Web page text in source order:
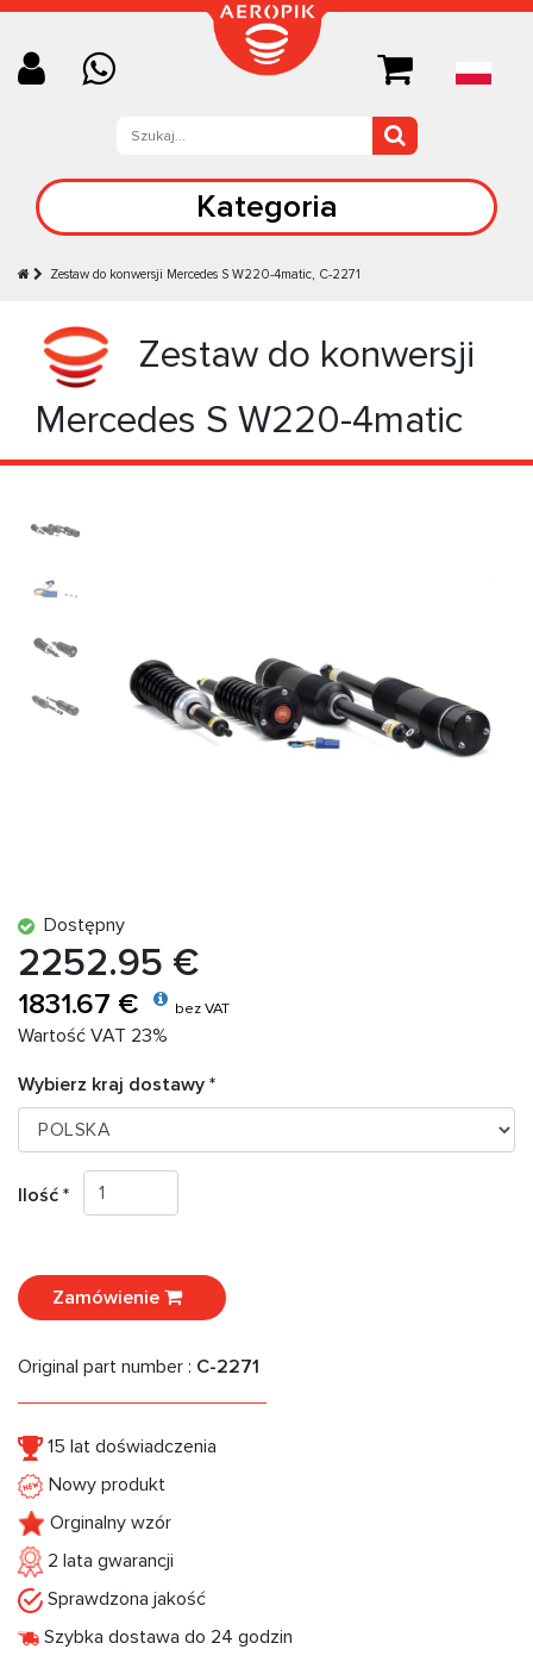
Kategoria
Zestaw do konwersji Mercedes S W220-4matic, C-2271
Zestaw do konwersji
Mercedes S W220-4matic
Dostępny
2252.95 €
1831.67 € bez VAT
Wartość VAT 23%
Wybierz kraj dostawy *
Ilość *
Zamówienie
Original part number : C-2271
15 lat doświadczenia
Nowy produkt
Orginalny wzór
2 lata gwarancji
Sprawdzona jakość
Szybka dostawa do 24 godzin